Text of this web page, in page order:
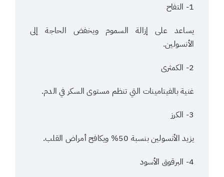
1- التفاح
يساعد على إزالة السموم ويخفض الحاجة إلى
الأنسولين.
2- الكمثرى
غنية بالفيتامينات التي تنظم مستوى السكر في الدم.
3- الكرز
يزيد الأنسولين بنسبة 50% ويكافح أمراض القلب.
4- البرقوق الأسود